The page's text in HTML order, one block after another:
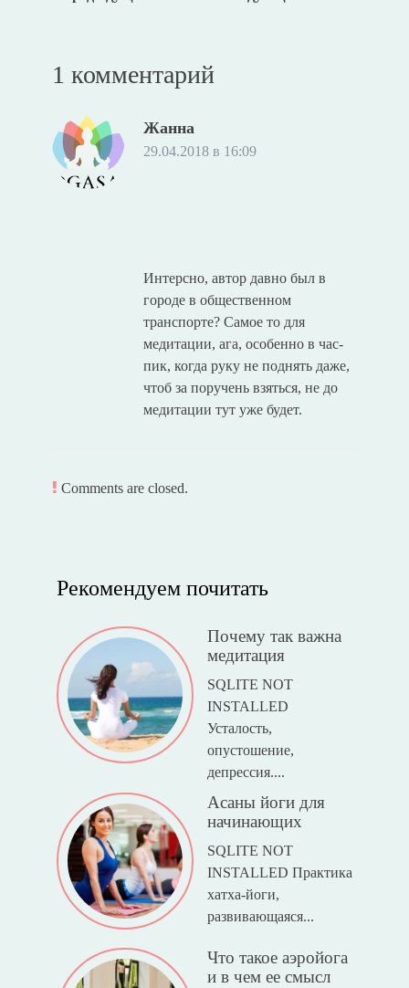
1 комментарий
Жанна
29.04.2018 в 16:09
Интерсно, автор давно был в
городе в общественном
транспорте? Самое то для
медитации, ага, особенно в час-
пик, когда руку не поднять даже,
чтоб за поручень взяться, не до
медитации тут уже будет.
Comments are closed.
Рекомендуем почитать
Почему так важна
медитация
SQLITE NOT
INSTALLED
Усталость,
опустошение,
депрессия....
Асаны йоги для
начинающих
SQLITE NOT
INSTALLED Практика
хатха-йоги,
развивающаяся...
Что такое аэройога
и в чем ее смысл